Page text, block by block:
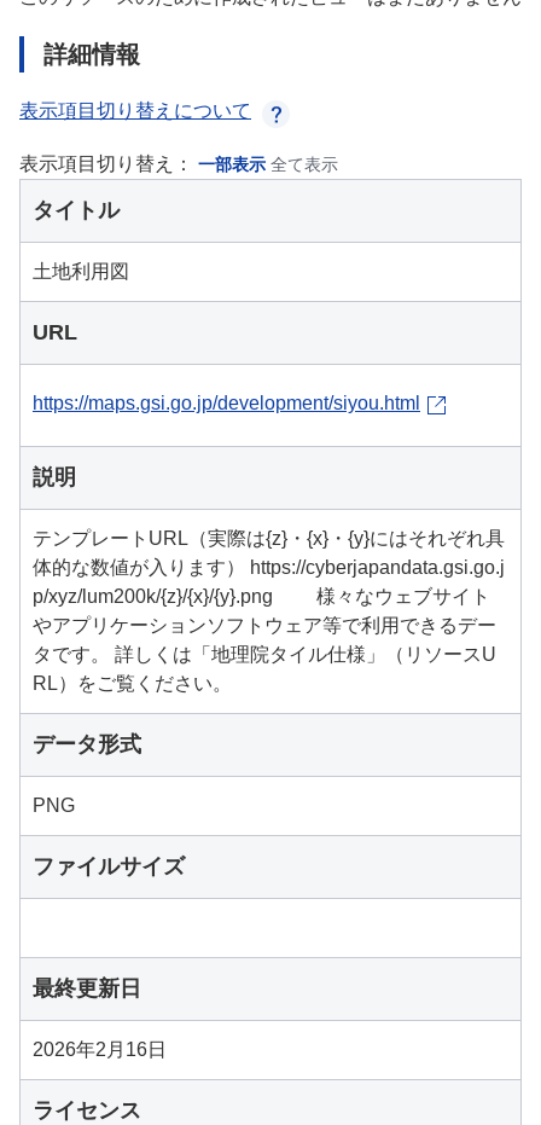
詳細情報
表示項目切り替えについて
表示項目切り替え： 一部表示 全て表示
タイトル
土地利用図
URL
https://maps.gsi.go.jp/development/siyou.html
説明
テンプレートURL（実際は{z}・{x}・{y}にはそれぞれ具
体的な数値が入ります） https://cyberjapandata.gsi.go.j
p/xyz/lum200k/{z}/{x}/{y}.png 様々なウェブサイト
やアプリケーションソフトウェア等で利用できるデー
タです。 詳しくは「地理院タイル仕様」（リソースU
RL）をご覧ください。
データ形式
PNG
ファイルサイズ
最終更新日
2026年2月16日
ライセンス